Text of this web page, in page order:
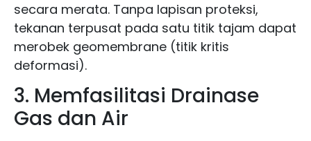
secara merata. Tanpa lapisan proteksi,
tekanan terpusat pada satu titik tajam dapat
merobek geomembrane (titik kritis
deformasi).
3. Memfasilitasi Drainase
Gas dan Air